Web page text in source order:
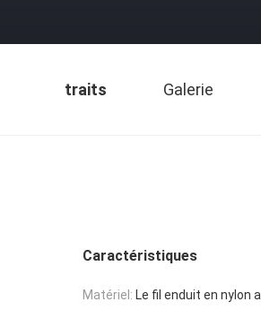
traits Galerie
Caractéristiques
Matériel: Le fil enduit en nylon